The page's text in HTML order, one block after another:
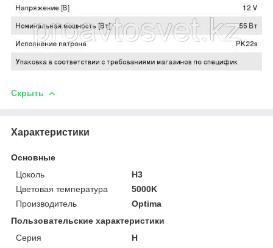
Скрыть
Характеристики
Основные
Цоколь
H3
Цветовая температура
5000K
Производитель
Optima
Пользовательские характеристики
Серия
Н